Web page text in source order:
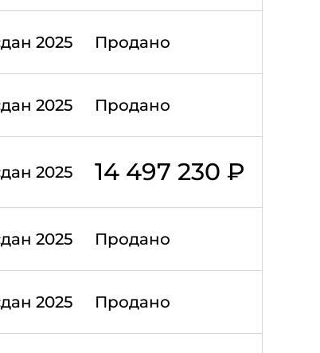
2025 Продано
2025 Продано
2025 14 497 230 ₽
2025 Продано
2025 Продано